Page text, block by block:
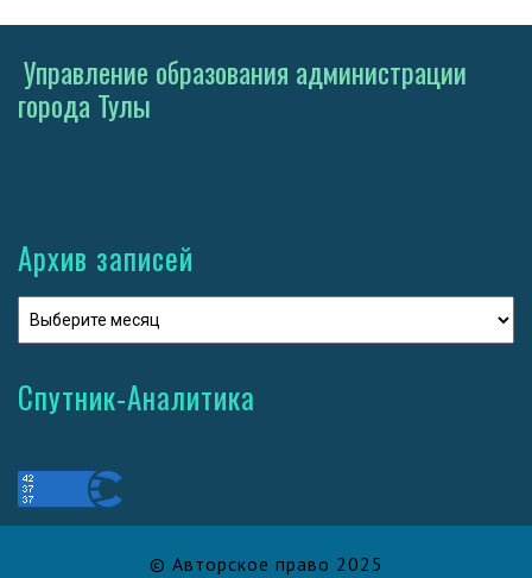
Управление образования администрации
города Тулы
Архив записей
Спутник-Аналитика
© Авторское право 2025